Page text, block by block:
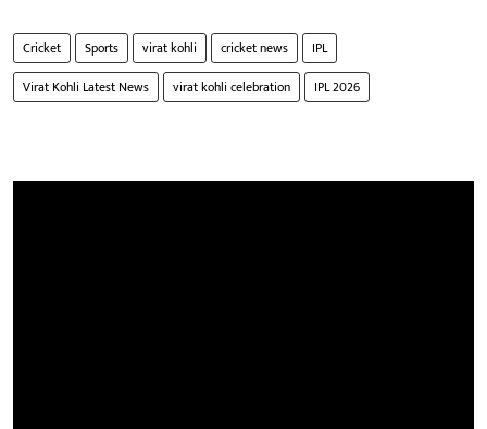
Cricket Sports virat kohli cricket news
IPL
Virat Kohli Latest News
virat kohli celebration IPL 2026